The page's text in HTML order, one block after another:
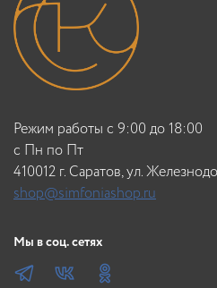
Режим работы с 9:00 до 18:00
c Пн по Пт
410012 г. Саратов, ул.
shop@simfoniashop.ru
Мы в соц. сетях